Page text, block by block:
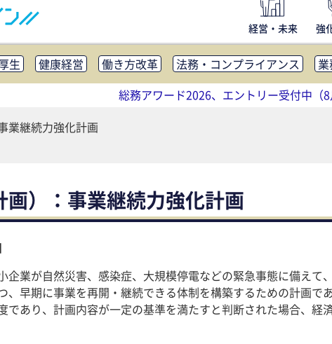
経営・未来 強
生 健康経営 働き方改革 法務・コンプライアンス
BCP 社外・社内広報 社外・社内コミュニケーション活
助成金・補助金・コスト削減 アウトソーシング・
総務アワード2026、エントリー受付中（8
業継続力強化計画
画）：事業継続力強化計画
業が自然災害、感染症、大規模停電などの緊急事態に備えて、
、早期に事業を再開・継続できる体制を構築するための計画で
であり、計画内容が一定の基準を満たすと判断された場合、経